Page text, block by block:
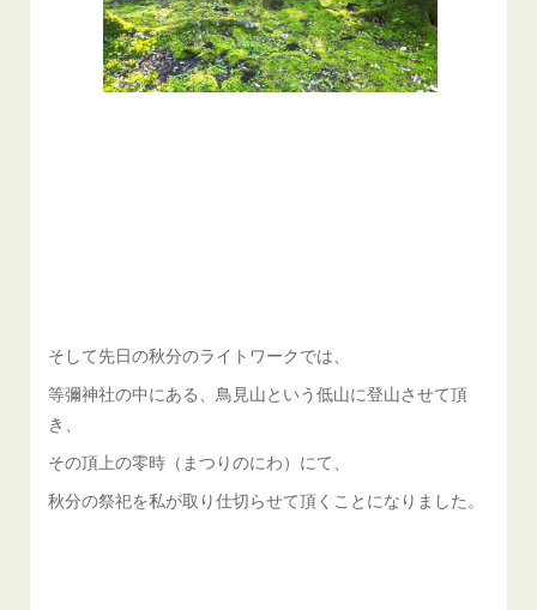
そして先日の秋分のライトワークでは、
等彌神社の中にある、鳥見山という低山に登山させて頂
き、
その頂上の零時（まつりのにわ）にて、
秋分の祭祀を私が取り仕切らせて頂くことになりました。